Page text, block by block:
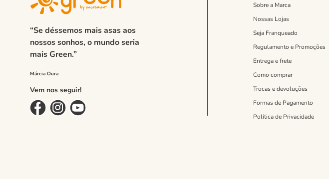
“Se déssemos mais asas aos
nossos sonhos, o mundo seria
mais Green.”
Vem nos seguir!
Sobre a Marca
Nossas Lojas
Seja Franqueado
Regulamento e Promoções
Entrega e frete
Como comprar
Trocas e devoluções
Formas de Pagamento
Política de Privacidade